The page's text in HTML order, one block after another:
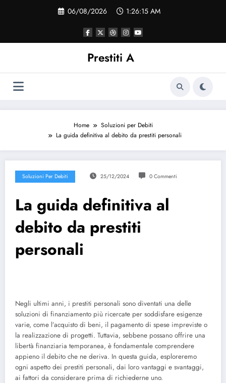
06/08/2026 1:26:15 AM
Prestiti A
Home
Soluzioni per Debiti
La guida definitiva al debito da prestiti personali
Soluzioni Per Debiti 25/12/2024 0 Commenti
La guida definitiva al
debito da prestiti
personali
Negli ultimi anni, i prestiti personali sono diventati una delle
soluzioni di finanziamento più ricercate per soddisfare esigenze
varie, come l’acquisto di beni, il pagamento di spese impreviste o
la realizzazione di progetti. Tuttavia, sebbene possano offrire una
libertà finanziaria temporanea, è fondamentale comprendere
appieno il debito che ne deriva. In questa guida, esploreremo
ogni aspetto dei prestiti personali, dai loro vantaggi e svantaggi,
ai fattori da considerare prima di richiederne uno.